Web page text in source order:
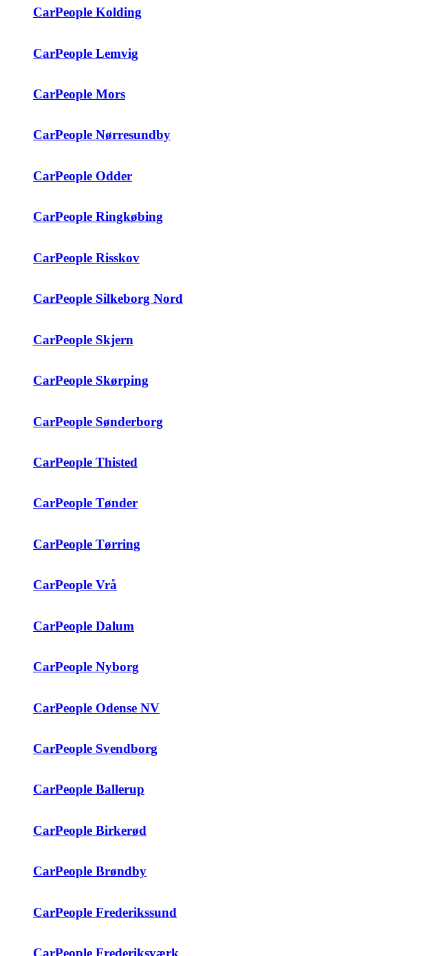
CarPeople Kolding
CarPeople Lemvig
CarPeople Mors
CarPeople Nørresundby
CarPeople Odder
CarPeople Ringkøbing
CarPeople Risskov
CarPeople Silkeborg Nord
CarPeople Skjern
CarPeople Skørping
CarPeople Sønderborg
CarPeople Thisted
CarPeople Tønder
CarPeople Tørring
CarPeople Vrå
CarPeople Dalum
CarPeople Nyborg
CarPeople Odense NV
CarPeople Svendborg
CarPeople Ballerup
CarPeople Birkerød
CarPeople Brøndby
CarPeople Frederikssund
CarPeople Frederiksværk